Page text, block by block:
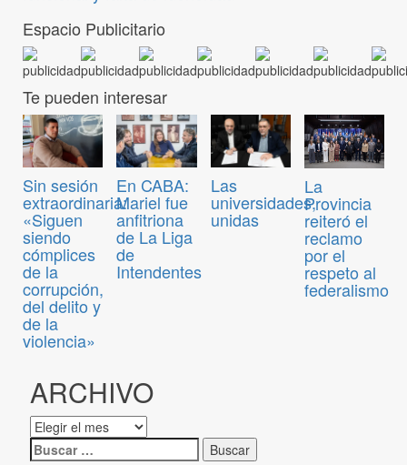
Espacio Publicitario
Te pueden interesar
Sin sesión
extraordinaria:
«Siguen
siendo
cómplices
de la
corrupción,
del delito y
de la
violencia»
En CABA:
Mariel fue
anfitriona
de La Liga
de
Intendentes
Las
universidades,
unidas
La
Provincia
reiteró el
reclamo
por el
respeto al
federalismo
ARCHIVO